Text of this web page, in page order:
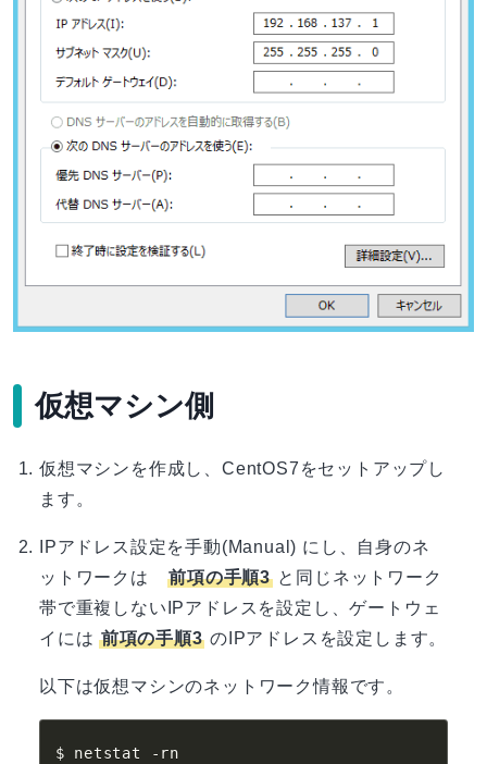
仮想マシン側
仮想マシンを作成し、CentOS7をセットアップし
ます。
IPアドレス設定を手動(Manual) にし、自身のネ
ットワークは 前項の手順3と同じネットワーク
帯で重複しないIPアドレスを設定し、ゲートウェ
イには前項の手順3 のIPアドレスを設定します。
以下は仮想マシンのネットワーク情報です。
$ netstat -rn